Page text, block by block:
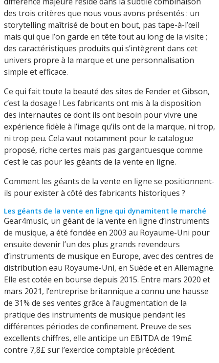
des trois critères que nous vous avons présentés : un
storytelling maîtrisé de bout en bout, pas tape-à-l’œil
mais qui que l’on garde en tête tout au long de la visite ;
des caractéristiques produits qui s’intègrent dans cet
univers propre à la marque et une personnalisation
simple et efficace.
Ce qui fait toute la beauté des sites de Fender et Gibson,
c’est la dosage ! Les fabricants ont mis à la disposition
des internautes ce dont ils ont besoin pour vivre une
expérience fidèle à l’image qu’ils ont de la marque, ni trop,
ni trop peu. Cela vaut notamment pour le catalogue
proposé, riche certes mais pas gargantuesque comme
c’est le cas pour les géants de la vente en ligne.
Comment les géants de la vente en ligne se positionnent-
ils pour exister à côté des fabricants historiques ?
Les géants de la vente en ligne qui dynamitent le marché
Gear4music, un géant de la vente en ligne d’instruments
de musique, a été fondée en 2003 au Royaume-Uni pour
ensuite devenir l’un des plus grands revendeurs
d’instruments de musique en Europe, avec des centres de
distribution eau Royaume-Uni, en Suède et en Allemagne.
Elle est cotée en bourse depuis 2015. Entre mars 2020 et
mars 2021, l’entreprise britannique a connu une hausse
de 31% de ses ventes grâce à l’augmentation de la
pratique des instruments de musique pendant les
différentes périodes de confinement. Preuve de ses
excellents chiffres, elle anticipe un EBITDA de 19m£
contre 7,8£ sur l’exercice comptable précédent.